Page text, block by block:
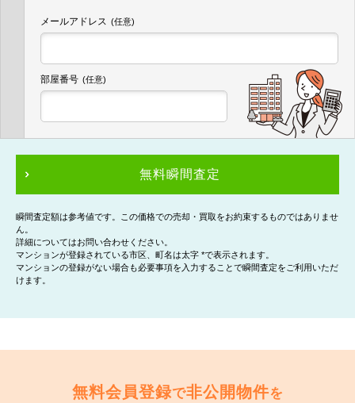
メールアドレス (任意)
部屋番号 (任意)
無料瞬間査定
瞬間査定額は参考値です。この価格での売却・買取をお約束するものではありませ
ん。
詳細についてはお問い合わせください。
マンションが登録されている市区、町名は太字 *で表示されます。
マンションの登録がない場合も必要事項を入力することで瞬間査定をご利用いただ
けます。
無料会員登録で非公開物件を